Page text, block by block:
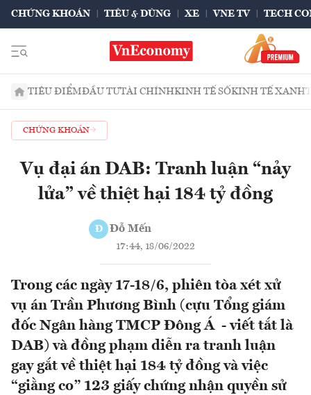
CHỨNG KHOÁN TIÊU & DÙNG XE VNE TV TECH
TIÊU ĐIỂMĐẦU TƯTÀI CHÍNHKINH TẾ SỐKINH TẾ XANH
CHỨNG KHOÁN
Vụ đại án DAB: Tranh luận “nảy
lửa” về thiệt hại 184 tỷ đồng
Đ Đỗ Mến
17:44, 18/06/2022
Trong các ngày 17-18/6, phiên tòa xét xử
vụ án Trần Phương Bình (cựu Tổng giám
đốc Ngân hàng TMCP Đông Á - viết tắt là
DAB) và đồng phạm diễn ra tranh luận
gay gắt về thiệt hại 184 tỷ đồng và việc
“giằng co” 123 giấy chứng nhận quyền sử